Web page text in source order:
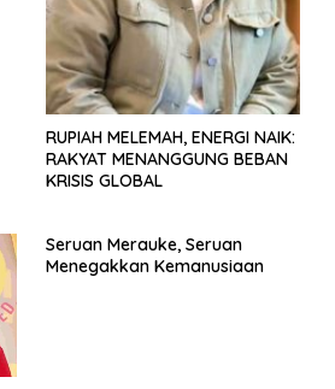
RUPIAH MELEMAH, ENERGI NAIK:
RAKYAT MENANGGUNG BEBAN
KRISIS GLOBAL
Seruan Merauke, Seruan
Menegakkan Kemanusiaan